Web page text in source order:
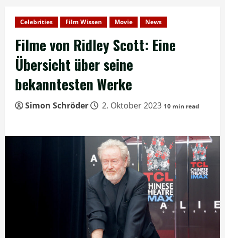
Celebrities Film Wissen Movie News
Filme von Ridley Scott: Eine
Übersicht über seine
bekanntesten Werke
Simon Schröder 2. Oktober 2023 10 min read